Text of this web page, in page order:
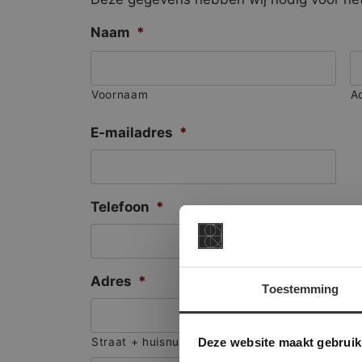
Toestemming
Deze website maakt
Naam *
Voornaam
E-mailadres *
Telefoon *
Adres *
Straat + huisnummer
Deze
onze